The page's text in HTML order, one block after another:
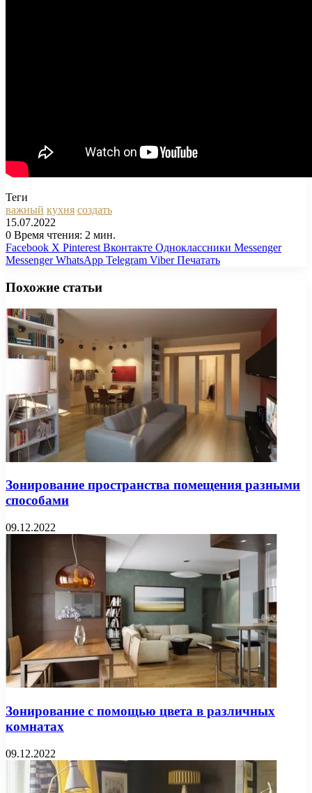
Теги
важный кухня создать
15.07.2022
0 Время чтения: 2 мин.
Facebook X Pinterest Вконтакте Одноклассники Messenger
Messenger WhatsApp Telegram Viber Печатать
Похожие статьи
Зонирование пространства помещения разными
способами
09.12.2022
Зонирование с помощью цвета в различных
комнатах
09.12.2022